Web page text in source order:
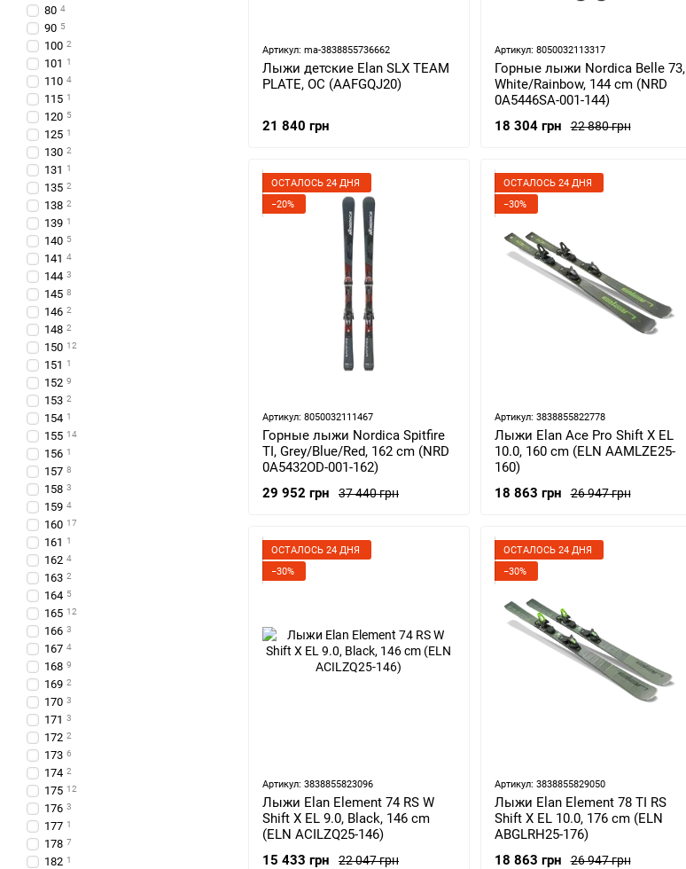
Артикул: ma-3838855736662
Лыжи детские Elan SLX TEAM
PLATE, OC (AAFGQJ20)
21 840 грн
Артикул: 8050032113317
Горные лыжи Nordica Belle 73,
White/Rainbow, 144 cm (NRD
0A5446SA-001-144)
22 880 грн
18 304 грн
ОСТАЛОСЬ 24 ДНЯ
−20%
Артикул: 8050032111467
Горные лыжи Nordica Spitfire
TI, Grey/Blue/Red, 162 cm (NRD
0A5432OD-001-162)
37 440 грн
29 952 грн
ОСТАЛОСЬ 24 ДНЯ
−30%
Артикул: 3838855822778
Лыжи Elan Ace Pro Shift X EL
10.0, 160 cm (ELN AAMLZE25-
160)
26 947 грн
18 863 грн
ОСТАЛОСЬ 24 ДНЯ
−30%
Артикул: 3838855823096
Лыжи Elan Element 74 RS W
Shift X EL 9.0, Black, 146 cm
(ELN ACILZQ25-146)
22 047 грн
15 433 грн
ОСТАЛОСЬ 24 ДНЯ
−30%
Артикул: 3838855829050
Лыжи Elan Element 78 TI RS
Shift X EL 10.0, 176 cm (ELN
ABGLRH25-176)
26 947 грн
18 863 грн
80 4
90 5
100 2
101 1
110 4
115 1
120 5
125 1
130 2
131 1
135 2
138 2
139 1
140 5
141 4
144 3
145 8
146 2
148 2
150 12
151 1
152 9
153 2
154 1
155 14
156 1
157 8
158 3
159 4
160 17
161 1
162 4
163 2
164 5
165 12
166 3
167 4
168 9
169 2
170 3
171 3
172 2
173 6
174 2
175 12
176 3
177 1
178 7
182 1